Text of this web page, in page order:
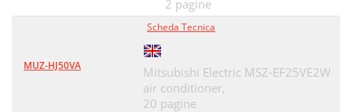
2 pagine
MUZ-HJ50VA
Scheda Tecnica
Mitsubishi Electric MSZ-EF25VE2W
air conditioner,
20 pagine